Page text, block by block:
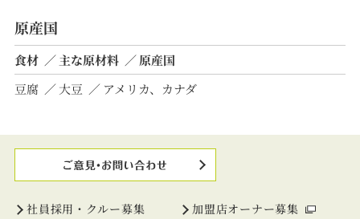
原産国
食材 主な原材料
原産国
豆腐
大豆 アメリカ、カナダ
社員採用・クルー募集
加盟店オーナー募集